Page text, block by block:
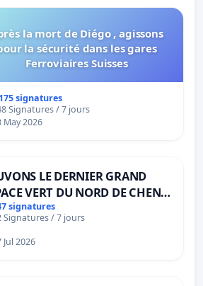
la mort de Diégo , agissons
la sécurité dans les gares
Ferroviaires Suisses
signatures
Signatures / 7 jours
May 2026
LE DERNIER GRAND
VERT DU NORD DE CHENE-
signatures
Signatures / 7 jours
Jul 2026